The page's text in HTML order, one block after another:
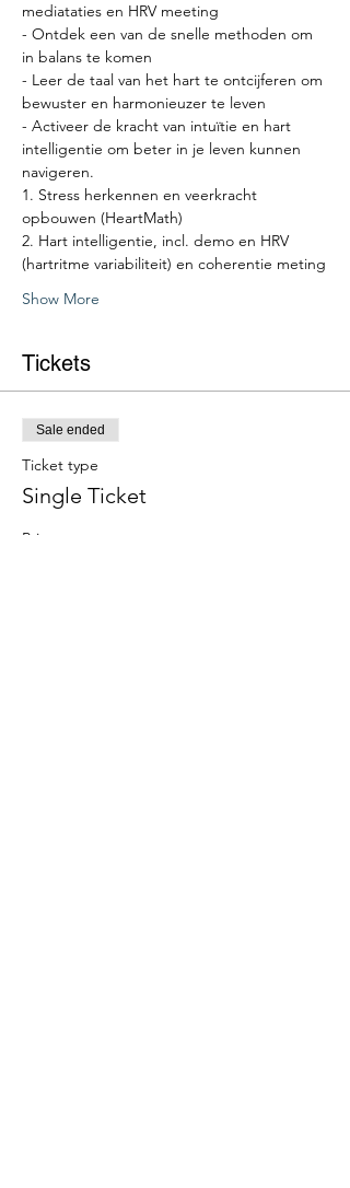
mediataties en HRV meeting
- Ontdek een van de snelle methoden om
in balans te komen
- Leer de taal van het hart te ontcijferen om
bewuster en harmonieuzer te leven
- Activeer de kracht van intuïtie en hart
intelligentie om beter in je leven kunnen
navigeren.
1. Stress herkennen en veerkracht
opbouwen (HeartMath)
2. Hart intelligentie, incl. demo en HRV
(hartritme variabiliteit) en coherentie meting
Show More
Tickets
Sale ended
Ticket type
Single Ticket
Price